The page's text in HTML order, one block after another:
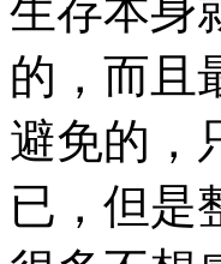
生存本身
的，而且
避免的，
已，但是